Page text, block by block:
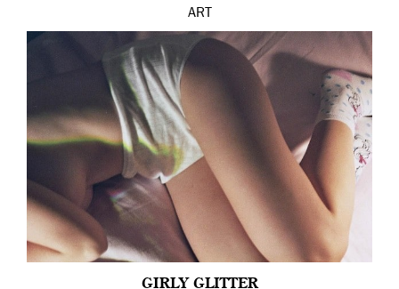
ART
GIRLY GLITTER